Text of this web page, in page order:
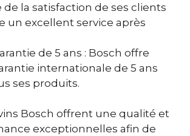
de la satisfaction de ses clients
un excellent service après
de 5 ans : Bosch offre
internationale de 5 ans
ses produits.
Bosch offrent une qualité et
exceptionnelles afin de